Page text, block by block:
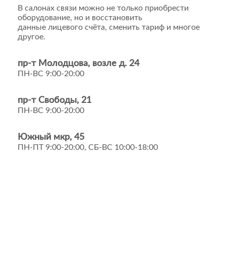
В салонах связи можно не только приобрести
оборудование, но и восстановить
данные лицевого счёта, сменить тариф и многое
другое.
пр-т Молодцова, возле д. 24
ПН-ВС 9:00-20:00
пр-т Свободы, 21
ПН-ВС 9:00-20:00
Южный мкр, 45
ПН-ПТ 9:00-20:00, СБ-ВС 10:00-18:00